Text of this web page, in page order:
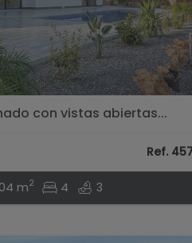
con vistas abiertas...
Ref.
m2 4 3